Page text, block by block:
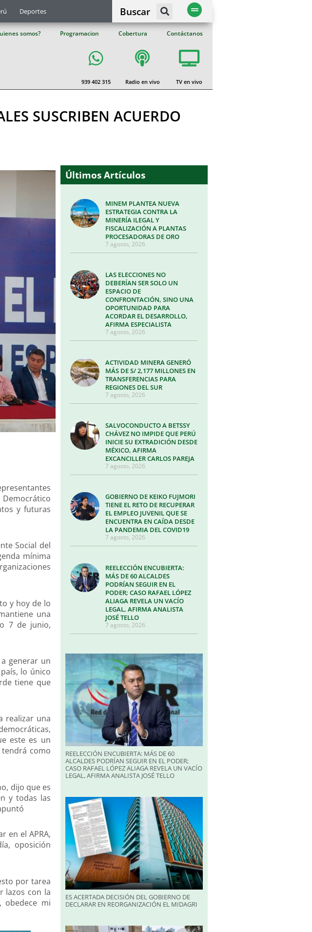
Deportes Buscar
somos? Programacion Cobertura Contáctanos
939 402 315 Radio en vivo TV en vivo
SUSCRIBEN ACUERDO
y futuras
Social del
mínima
y hoy de lo
una
7 de junio,
generar un
lo único
tiene que
realizar una
este es un
tendrá como
dijo que es
y todas las
en el APRA,
oposición
por tarea
lazos con la
obedece mi
Últimos Artículos
MINEM PLANTEA NUEVA
ESTRATEGIA CONTRA LA
MINERÍA ILEGAL Y
FISCALIZACIÓN A PLANTAS
PROCESADORAS DE ORO
7 agosto, 2026
LAS ELECCIONES NO
DEBERÍAN SER SOLO UN
ESPACIO DE
CONFRONTACIÓN, SINO UNA
OPORTUNIDAD PARA
ACORDAR EL DESARROLLO,
AFIRMA ESPECIALISTA
7 agosto, 2026
ACTIVIDAD MINERA GENERÓ
MÁS DE S/ 2,177 MILLONES EN
TRANSFERENCIAS PARA
REGIONES DEL SUR
7 agosto, 2026
SALVOCONDUCTO A BETSSY
CHÁVEZ NO IMPIDE QUE PERÚ
INICIE SU EXTRADICIÓN DESDE
MÉXICO, AFIRMA
EXCANCILLER CARLOS PAREJA
7 agosto, 2026
GOBIERNO DE KEIKO FUJMORI
TIENE EL RETO DE RECUPERAR
EL EMPLEO JUVENIL QUE SE
ENCUENTRA EN CAÍDA DESDE
LA PANDEMIA DEL COVID19
7 agosto, 2026
REELECCIÓN ENCUBIERTA:
MÁS DE 60 ALCALDES
PODRÍAN SEGUIR EN EL
PODER; CASO RAFAEL LÓPEZ
ALIAGA REVELA UN VACÍO
LEGAL, AFIRMA ANALISTA
JOSÉ TELLO
7 agosto, 2026
REELECCIÓN ENCUBIERTA: MÁS DE 60
ALCALDES PODRÍAN SEGUIR EN EL PODER;
CASO RAFAEL LÓPEZ ALIAGA REVELA UN VACÍO
LEGAL, AFIRMA ANALISTA JOSÉ TELLO
ES ACERTADA DECISIÓN DEL GOBIERNO DE
DECLARAR EN REORGANIZACIÓN EL MIDAGRI